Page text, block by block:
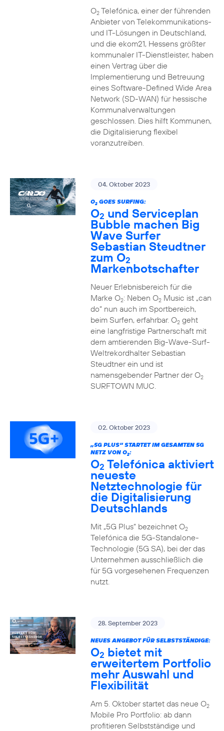
O2Telefónica, einer der führenden
Anbieter von Telekommunikations-
und IT-Lösungen in Deutschland,
und die ekom21, Hessens größter
kommunaler IT-Dienstleister, haben
einen Vertrag über die
Implementierung und Betreuung
eines Software-Defined Wide Area
Network (SD-WAN) für hessische
Kommunalverwaltungen
geschlossen. Dies hilft Kommunen,
die Digitalisierung flexibel
voranzutreiben.
04. Oktober 2023
O2GOES SURFING:
O2 und Serviceplan
Bubble machen Big
Wave Surfer
Sebastian Steudtner
zum O2
Markenbotschafter
Neuer Erlebnisbereich für die
Marke O2: Neben O2Music ist „can
do“ nun auch im Sportbereich,
beim Surfen, erfahrbar. O2geht
eine langfristige Partnerschaft mit
dem amtierenden Big-Wave-Surf-
Weltrekordhalter Sebastian
Steudtner ein und ist
namensgebender Partner der O2
SURFTOWN MUC.
02. Oktober 2023
„5G PLUS“ STARTET IM GESAMTEN 5G
NETZ VON O2:
O2 Telefónica aktiviert
neueste
Netztechnologie für
die Digitalisierung
Deutschlands
Mit „5G Plus“ bezeichnet O2
Telefónica die 5G-Standalone-
Technologie (5G SA), bei der das
Unternehmen ausschließlich die
für 5G vorgesehenen Frequenzen
nutzt.
28. September 2023
NEUES ANGEBOT FÜR SELBSTSTÄNDIGE:
O2 bietet mit
erweitertem Portfolio
mehr Auswahl und
Flexibilität
Am 5. Oktober startet das neue O2
Mobile Pro Portfolio: ab dann
profitieren Selbstständige und